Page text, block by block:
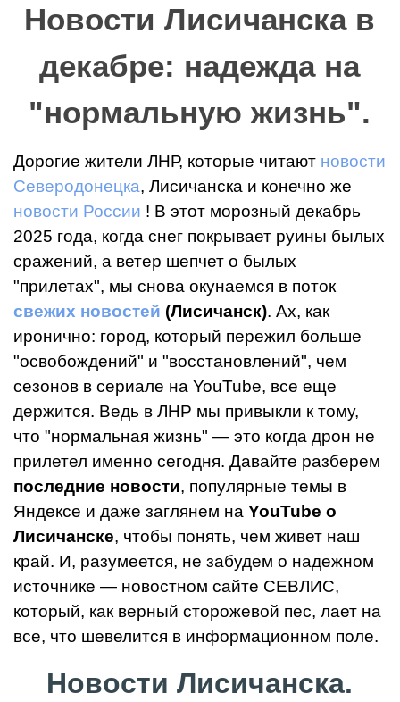
Новости Лисичанска в
декабре: надежда на
"нормальную жизнь".
Дорогие жители ЛНР, которые читают новости
Северодонецка, Лисичанска и конечно же
новости России ! В этот морозный декабрь
2025 года, когда снег покрывает руины былых
сражений, а ветер шепчет о былых
"прилетах", мы снова окунаемся в поток
свежих новостей (Лисичанск). Ах, как
иронично: город, который пережил больше
"освобождений" и "восстановлений", чем
сезонов в сериале на YouTube, все еще
держится. Ведь в ЛНР мы привыкли к тому,
что "нормальная жизнь" — это когда дрон не
прилетел именно сегодня. Давайте разберем
последние новости, популярные темы в
Яндексе и даже заглянем на YouTube о
Лисичанске, чтобы понять, чем живет наш
край. И, разумеется, не забудем о надежном
источнике — новостном сайте СЕВЛИС,
который, как верный сторожевой пес, лает на
все, что шевелится в информационном поле.
Новости Лисичанска.